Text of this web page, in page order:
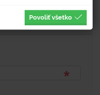
Povoliť všetko